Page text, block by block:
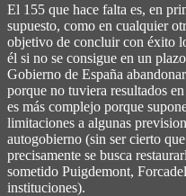
El 155 que hace falta es, en
supuesto, como en cualquier
objetivo de concluir con éxito
él si no se consigue en un
Gobierno de España
porque no tuviera resultados
es más complejo porque
limitaciones a algunas
autogobierno (sin ser cierto
precisamente se busca
sometido Puigdemont,
instituciones).